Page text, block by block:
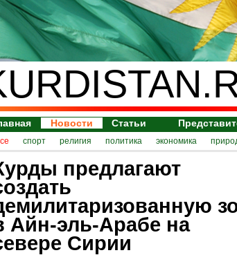
Новости Статьи
спорт религия политика экономика
предлагают
Айн-эль-Арабе на
Сирии